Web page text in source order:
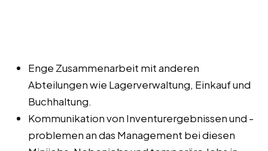
Enge Zusammenarbeit mit anderen
Abteilungen wie Lagerverwaltung, Einkauf und
Buchhaltung.
Kommunikation von Inventurergebnissen und -
problemen an das Management bei diesen